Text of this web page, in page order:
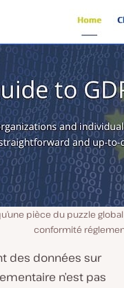
pièce du puzzle
conformité
des données sur
n’est pas